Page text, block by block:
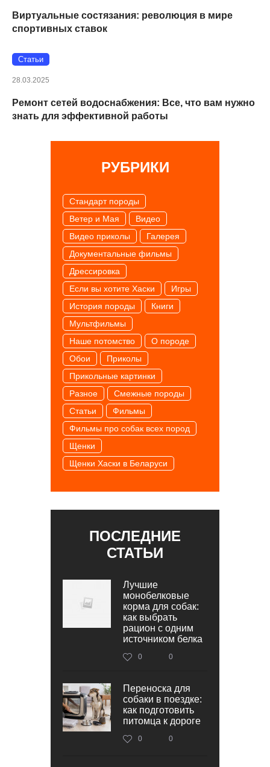
Виртуальные состязания: революция в мире
спортивных ставок
Статьи
28.03.2025
Ремонт сетей водоснабжения: Все, что вам нужно
знать для эффективной работы
РУБРИКИ
Cтандарт породы
Ветер и Мая
Видео
Видео приколы
Галерея
Документальные фильмы
Дрессировка
Если вы хотите Хаски
Игры
История породы
Книги
Мультфильмы
Наше потомство
О породе
Обои
Приколы
Прикольные картинки
Разное
Смежные породы
Статьи
Фильмы
Фильмы про собак всех пород
Щенки
Щенки Хаски в Беларуси
ПОСЛЕДНИЕ
СТАТЬИ
Лучшие
монобелковые
корма для собак:
как выбрать
рацион с одним
источником белка
0 0
Переноска для
собаки в поездке:
как подготовить
питомца к дороге
0 0